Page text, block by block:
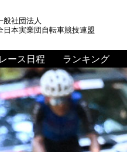
般社団法人
日本実業団自転車競技連盟
レース日程 ランキング